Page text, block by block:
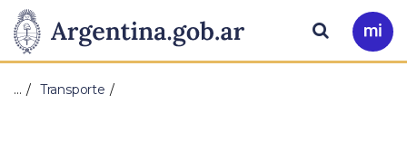
Presidencia
de
Pasar al contenido principal
Ir
a
Buscar
… Transporte